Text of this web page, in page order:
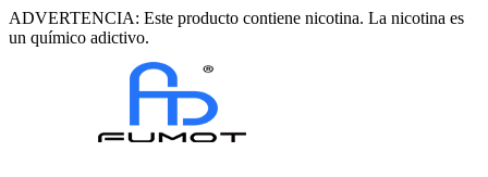
ADVERTENCIA: Este producto contiene nicotina. La nicotina es
un químico adictivo.